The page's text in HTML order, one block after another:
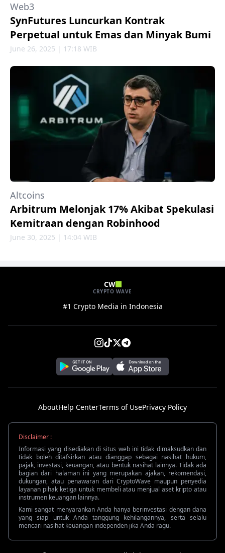
Web3
SynFutures Luncurkan Kontrak
Perpetual untuk Emas dan Minyak Bumi
June 26, 2025 | 17:18 WIB
Altcoins
Arbitrum Melonjak 17% Akibat Spekulasi
Kemitraan dengan Robinhood
June 30, 2025 | 14:04 WIB
CW
CRYPTO WAVE
#1 Crypto Media in Indonesia
AboutHelp CenterTerms of UsePrivacy Policy
Disclaimer :
Informasi yang disediakan di situs web ini tidak dimaksudkan dan
tidak boleh ditafsirkan atau dianggap sebagai nasihat hukum,
pajak, investasi, keuangan, atau bentuk nasihat lainnya. Tidak ada
bagian dari halaman ini yang merupakan ajakan, rekomendasi,
dukungan, atau penawaran dari CryptoWave maupun penyedia
layanan pihak ketiga untuk membeli atau menjual aset kripto atau
instrumen keuangan lainnya.
Kami sangat menyarankan Anda hanya berinvestasi dengan dana
yang siap untuk Anda tanggung kehilangannya, serta selalu
mencari nasihat keuangan independen jika Anda ragu.